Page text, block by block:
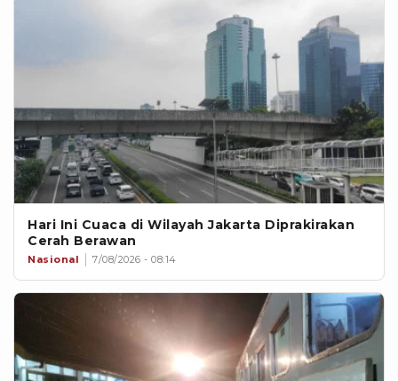
Hari Ini Cuaca di Wilayah Jakarta Diprakirakan
Cerah Berawan
Nasional 7/08/2026 - 08:14